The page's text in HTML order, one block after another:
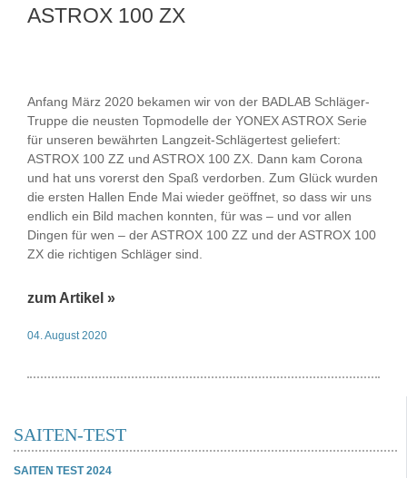
ASTROX 100 ZX
Anfang März 2020 bekamen wir von der BADLAB Schläger-
Truppe die neusten Topmodelle der YONEX ASTROX Serie
für unseren bewährten Langzeit-Schlägertest geliefert:
ASTROX 100 ZZ und ASTROX 100 ZX. Dann kam Corona
und hat uns vorerst den Spaß verdorben. Zum Glück wurden
die ersten Hallen Ende Mai wieder geöffnet, so dass wir uns
endlich ein Bild machen konnten, für was – und vor allen
Dingen für wen – der ASTROX 100 ZZ und der ASTROX 100
ZX die richtigen Schläger sind.
zum Artikel »
04. August 2020
SAITEN-TEST
SAITEN TEST 2024